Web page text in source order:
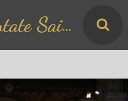
Cantate Saint Matthieu